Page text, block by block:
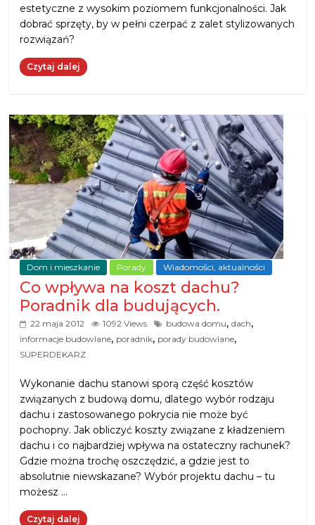
estetyczne z wysokim poziomem funkcjonalności. Jak
dobrać sprzęty, by w pełni czerpać z zalet stylizowanych
rozwiązań?
Czytaj dalej
Dom i mieszkanie Porady Wiadomości, aktualności
Co wpływa na koszt dachu?
Poradnik dla budujących.
22 maja 2012 1092 Views budowa domu,dach,
informacje budowlane, poradnik, porady budowlane,
SUPERDEKARZ
Wykonanie dachu stanowi sporą część kosztów
związanych z budową domu, dlatego wybór rodzaju
dachu i zastosowanego pokrycia nie może być
pochopny. Jak obliczyć koszty związane z kładzeniem
dachu i co najbardziej wpływa na ostateczny rachunek?
Gdzie można trochę oszczędzić, a gdzie jest to
absolutnie niewskazane? Wybór projektu dachu – tu
możesz …
Czytaj dalej